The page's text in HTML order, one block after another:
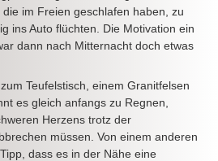
im Freien geschlafen haben, zu
ins Auto flüchten. Die Motivation ein
dann nach Mitternacht doch etwas
Teufelstisch, einem Granitfelsen
es gleich anfangs zu Regnen,
Herzens trotz der
müssen. Von einem anderen
dass es in der Nähe eine